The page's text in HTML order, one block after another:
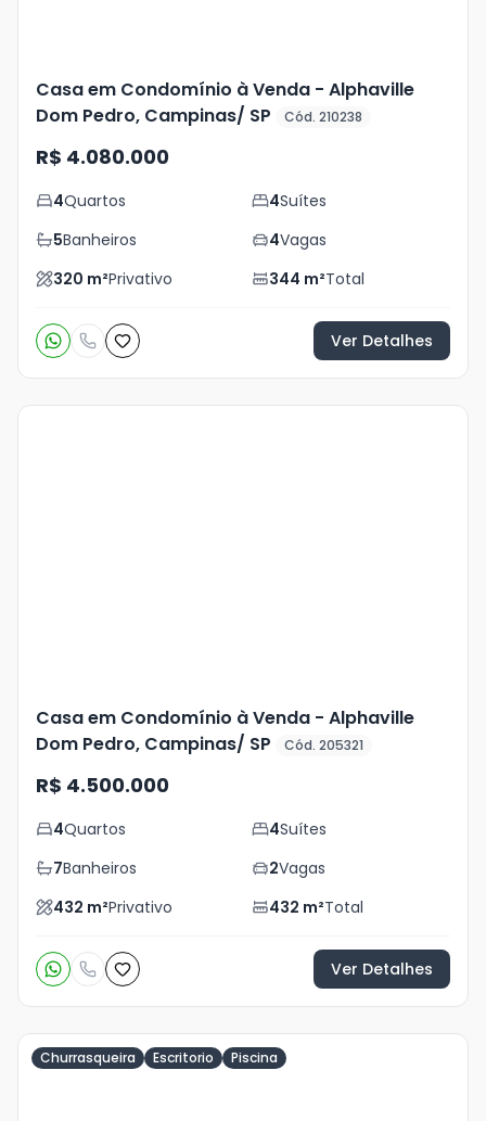
Casa em Condomínio à Venda - Alphaville
Dom Pedro, Campinas/ SP
Cód. 210238
R$ 4.080.000
4Quartos 4Suítes
5Banheiros 4Vagas
320 m²Privativo 344 m²Total
Ver Detalhes
Casa em Condomínio à Venda - Alphaville
Dom Pedro, Campinas/ SP
Cód. 205321
R$ 4.500.000
4Quartos 4Suítes
7Banheiros 2Vagas
432 m²Privativo 432 m²Total
Ver Detalhes
Churrasqueira Escritorio Piscina